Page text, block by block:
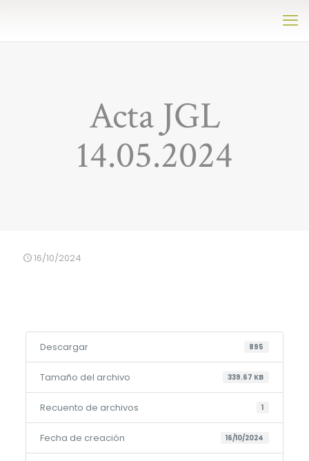
Acta JGL
14.05.2024
16/10/2024
Descargar 895
Tamaño del archivo 339.67 KB
Recuento de archivos 1
Fecha de creación 16/10/2024